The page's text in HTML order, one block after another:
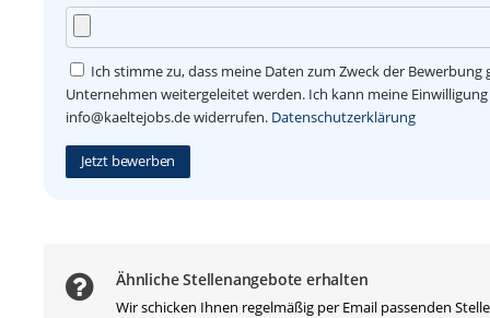
Ich stimme zu, dass meine Daten zum Zweck der Bewerbung
Unternehmen weitergeleitet werden. Ich kann meine
info@kaeltejobs.de widerrufen. Datenschutzerklärung
Jetzt bewerben
Ähnliche Stellenangebote erhalten
Wir schicken Ihnen regelmäßig per Email passenden